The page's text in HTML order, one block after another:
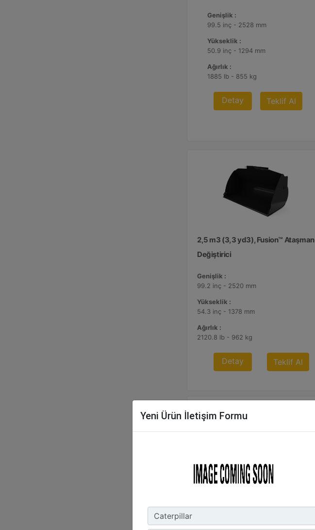
Genişlik :
99.5 inç - 2528 mm
Yükseklik :
50.9 inç - 1294 mm
Ağırlık :
1885 lb - 855 kg
Detay Teklif Al
2,5 m3 (3,3 yd3), Fusion™ Ataşman
Değiştirici
Genişlik :
99.2 inç - 2520 mm
Yükseklik :
54.3 inç - 1378 mm
Ağırlık :
2120.8 lb - 962 kg
Detay Teklif Al
2,5 m3 (3,3 yd3) Pimli
Genişlik :
Yeni Ürün İletişim Formu